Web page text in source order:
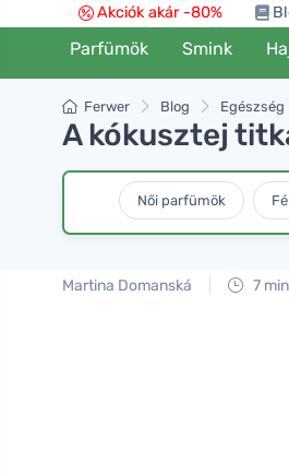
Akciók akár -80%
Parfümök Smink
Ferwer Blog Egészség
A kókusztej
Női parfümök
Martina Domanská 7 min